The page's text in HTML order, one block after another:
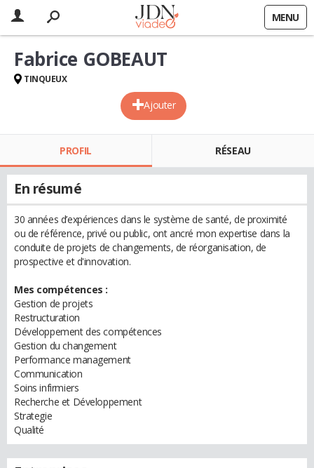
MENU
Ajouter
Fabrice GOBEAUT
TINQUEUX
PROFIL RÉSEAU
En résumé
30 années d’expériences dans le système de santé, de proximité
ou de référence, privé ou public, ont ancré mon expertise dans la
conduite de projets de changements, de réorganisation, de
prospective et d'innovation.
Mes compétences :
Gestion de projets
Restructuration
Développement des compétences
Gestion du changement
Performance management
Communication
Soins infirmiers
Recherche et Développement
Strategie
Qualité